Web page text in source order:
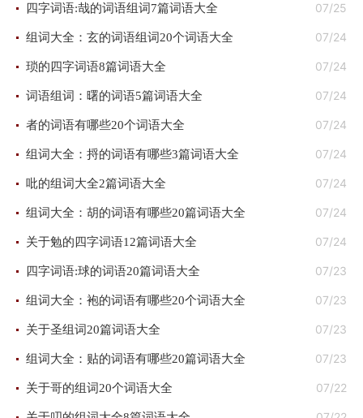
07/25
四字词语:哉的词语组词7篇词语大全
07/24
组词大全：玄的词语组词20个词语大全
07/24
琐的四字词语8篇词语大全
07/24
词语组词：曙的词语5篇词语大全
07/24
者的词语有哪些20个词语大全
07/24
组词大全：捋的词语有哪些3篇词语大全
07/24
吡的组词大全2篇词语大全
07/24
组词大全：胡的词语有哪些20篇词语大全
07/24
关于勉的四字词语12篇词语大全
07/23
四字词语:球的词语20篇词语大全
07/23
组词大全：袍的词语有哪些20个词语大全
07/23
关于圣组词20篇词语大全
07/23
组词大全：贴的词语有哪些20篇词语大全
07/22
关于哥的组词20个词语大全